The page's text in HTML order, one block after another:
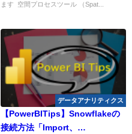
ます 空間プロセスツール （Spat...
データアナリティクス
【PowerBITips】Snowflakeの
接続方法「Import、